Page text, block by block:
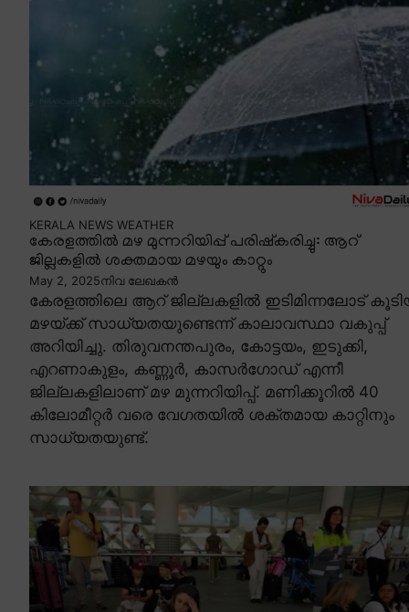
KERALA NEWS WEATHER
കേരളത്തിൽ മഴ മുന്നറിയിപ്പ് പരിഷ്കരിച്ചു: ആറ്
ജില്ലകളിൽ ശക്തമായ മഴയും കാറ്റും
May 2, 2025നിവ ലേഖകൻ
കേരളത്തിലെ ആറ് ജില്ലകളിൽ ഇടിമിന്നലോട്
മഴയ്ക്ക് സാധ്യതയുണ്ടെന്ന് കാലാവസ്ഥാ വകുപ്പ്
അറിയിച്ചു. തിരുവനന്തപുരം, കോട്ടയം, ഇടുക്കി,
എറണാകുളം, കണ്ണൂർ, കാസർഗോഡ് എന്നീ
ജില്ലകളിലാണ് മഴ മുന്നറിയിപ്പ്. മണിക്കൂറിൽ 40
കിലോമീറ്റർ വരെ വേഗതയിൽ ശക്തമായ കാറ്റിനും
സാധ്യതയുണ്ട്.